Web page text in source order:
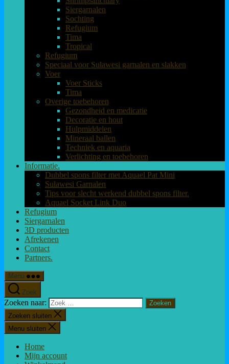
Siergarnalen
Sochting
Refugium
Tima
Tropical
Refugium
Speciaal voor Sulawesi garnalen en slakken
Voer
Voer Sticks
Tima
Overige toebehoren
Gezondheid en medicatie
Decoratie en hout
Hulpmiddelen
Mineraal ballen
Techniek en aquaria
Verlichting en toebehoren
Informatie.
Dubbel spons filter met Aquael Pat Mini
Sulawesi Garnalen
Tips voor slecht werkend dubbel spons filter.
Aquael Socket Link Duo
Refugium
Siergarnalen
3D producten
Afrekenen
Contact
Partners.
Menu
Zoek
Zoeken naar:
Zoeken sluiten
Menu sluiten
Home
Mijn account